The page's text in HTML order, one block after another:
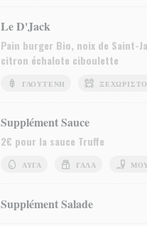
Le D'Jack
Pain burger Bio, noix de Saint-
citron échalote ciboulette
ΓΛΟΥΤΈΝΗ ΞΕΧΩΡΙΣΤΌ
Supplément Sauce
2€ pour la sauce Truffe
ΑΥΓΆ ΓΆΛΑ
Supplément Salade